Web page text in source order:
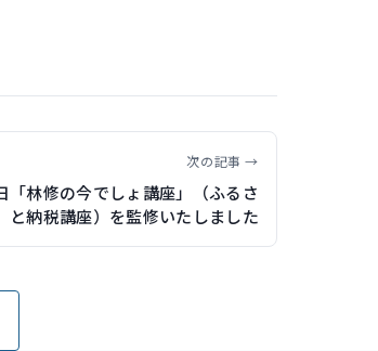
次の記事 →
「林修の今でしょ講座」（ふるさ
と納税講座）を監修いたしました